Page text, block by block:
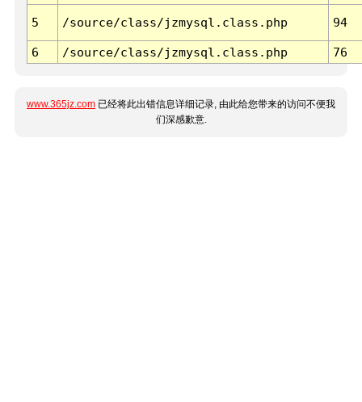
5 /source/class/jzmysql.class.php 94
6 /source/class/jzmysql.class.php 76
www.365jz.com 已经将此出错信息详细记录, 由此给您带来的访问不便我
们深感歉意.